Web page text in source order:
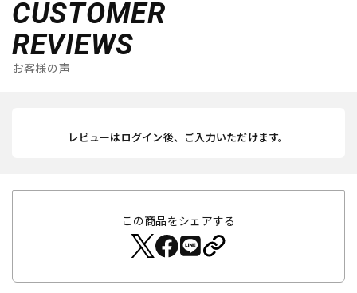
CUSTOMER
REVIEWS
お客様の声
レビューはログイン後、ご入力いただけます。
この商品をシェアする